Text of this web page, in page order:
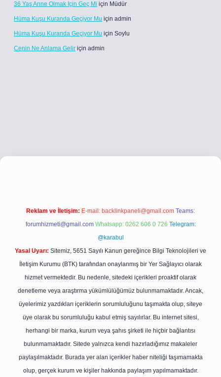
36 Yaş Anne Olmak Için Geç Mi için Müdür
Hüma Kuşu Kuranda Geçiyor Mu için admin
Hüma Kuşu Kuranda Geçiyor Mu için Soylu
Cenin Ne Anlama Gelir için admin
betci.cobetci girişbetci girişhiltonbet yeni giriş
Reklam ve İletişim: E-mail: backlinkpaneli@gmail.com Teams:
forumhizmeti@gmail.com Whatsapp: 0262 606 0 726 Telegram:
@karabul
Yasal Uyarı: Sitemiz, 5651 Sayılı Kanun gereğince Bilgi Teknolojileri ve
İletişim Kurumu (BTK) tarafından onaylanmış bir Yer Sağlayıcı olarak
hizmet vermektedir. Bu nedenle, sitedeki içerikleri proaktif olarak
denetleme veya araştırma yükümlülüğümüz bulunmamaktadır. Ancak,
üyelerimiz yazdıkları içeriklerin sorumluluğunu taşımakta olup, siteye
üye olarak bu sorumluluğu kabul etmiş sayılırlar. Bu internet sitesi,
herhangi bir marka, kurum veya şahıs şirketi ile hiçbir bağlantısı
bulunmamaktadır. Sitede yalnızca kendi hazırladığımız makaleler
paylaşılmaktadır. Burada yer alan içerikler haber niteliği taşımamakta
olup, gerçek kurum ve kişiler hakkında paylaşım yapılmamaktadır.